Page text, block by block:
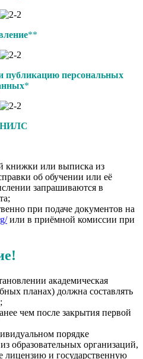
**
публикацию персональных
*
книжки или выписка из
об обучении или её
запрашиваются в
при подаче документов на
или в приёмной комиссии при
академическая
планах) должна составлять
чем после закрытия первой
порядке
образовательных организаций,
и государственную